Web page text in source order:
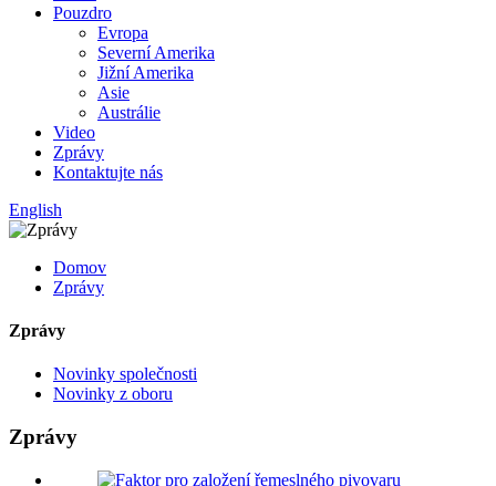
Pouzdro
Evropa
Severní Amerika
Jižní Amerika
Asie
Austrálie
Video
Zprávy
Kontaktujte nás
English
Domov
Zprávy
Zprávy
Novinky společnosti
Novinky z oboru
Zprávy